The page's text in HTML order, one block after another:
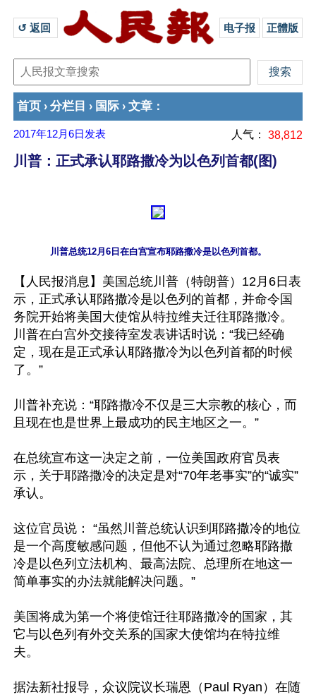
↺ 返回 电子报 正體版
首页 › 分栏目 › 国际 › 文章 ：
2017年12月6日 发表 人气： 38,812
川普：正式承认耶路撒冷为以色列首都(图)
【人民报消息】美国总统川普（特朗普）12月6日表
示，正式承认耶路撒冷是以色列的首都，并命令国
务院开始将美国大使馆从特拉维夫迁往耶路撒冷。
川普在白宫外交接待室发表讲话时说：“我已经确
定，现在是正式承认耶路撒冷为以色列首都的时候
了。”
川普补充说：“耶路撒冷不仅是三大宗教的核心，而
且现在也是世界上最成功的民主地区之一。”
在总统宣布这一决定之前，一位美国政府官员表
示，关于耶路撒冷的决定是对“70年老事实”的“诚实”
承认。
这位官员说： “虽然川普总统认识到耶路撒冷的地位
是一个高度敏感问题，但他不认为通过忽略耶路撒
冷是以色列立法机构、最高法院、总理所在地这一
简单事实的办法就能解决问题。”
美国将成为第一个将使馆迁往耶路撒冷的国家，其
它与以色列有外交关系的国家大使馆均在特拉维
夫。
据法新社报导，众议院议长瑞恩（Paul Ryan）在随